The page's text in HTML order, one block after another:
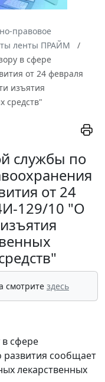
правовое
ленты ПРАЙМ
в сфере
от 24 февраля
изъятия
средств"
службы по
от 24
129/10 "О
смотрите здесь
сфере
развития сообщает
лекарственных